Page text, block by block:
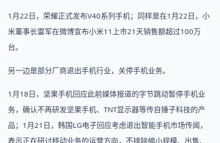
1月22日，荣耀正式发布V40系列手机；同样是在1月22日，小
米董事长雷军在微博宣布小米11上市21天销售额超过100万
台。
另一边是部分厂商退出手机行业，关停手机业务。
1月18日，坚果手机回应此前媒体报道的字节跳动暂停手机业
务，确认不再研发坚果手机、TNT显示器等传自锤子科技的产
品；1月21日，韩国LG电子回应考虑退出智能手机市场传闻，
表示正在研讨移动业务的运营方向，不排除缩小规模、出售、